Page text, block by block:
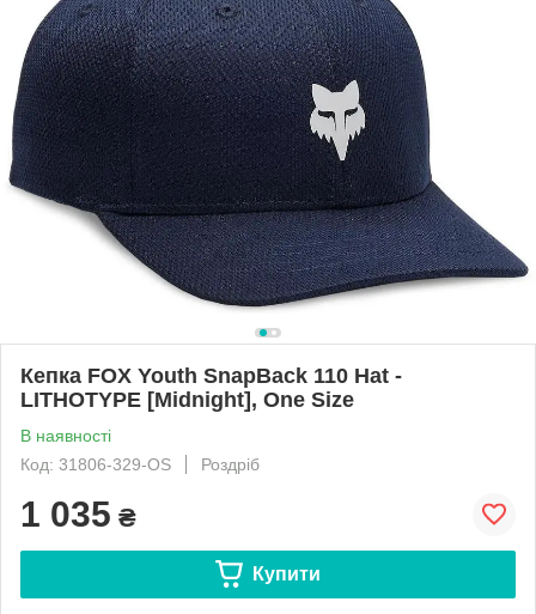
Кепка FOX Youth SnapBack 110 Hat -
LITHOTYPE [Midnight], One Size
В наявності
Код: 31806-329-OS
Роздріб
1 035 ₴
Купити